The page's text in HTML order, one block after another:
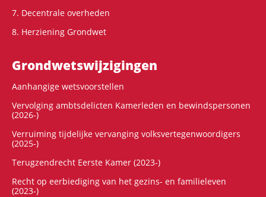
7. Decentrale overheden
8. Herziening Grondwet
Grondwets­wijzigingen
Aanhangige wetsvoorstellen
Vervolging ambtsdelicten Kamerleden en bewindspersonen
(2026-)
Verruiming tijdelijke vervanging volksvertegenwoordigers
(2025-)
Terugzendrecht Eerste Kamer (2023-)
Recht op eerbiediging van het gezins- en familieleven
(2023-)